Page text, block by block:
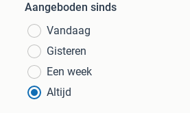
Aangeboden sinds
Vandaag
Gisteren
Een week
Altijd